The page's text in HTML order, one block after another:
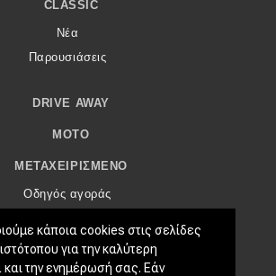
CLASSIC
Νέα
Παρουσιάσεις
DRIVE AWAY
MOTO
ΜΕΤΑΧΕΙΡΙΣΜΈΝΟ
Οδηγός αγοράς
ΧΡΗΣΤΙΚΆ
κάποια cookies στις σελίδες
για την καλύτερη
και την ενημέρωσή σας. Εάν